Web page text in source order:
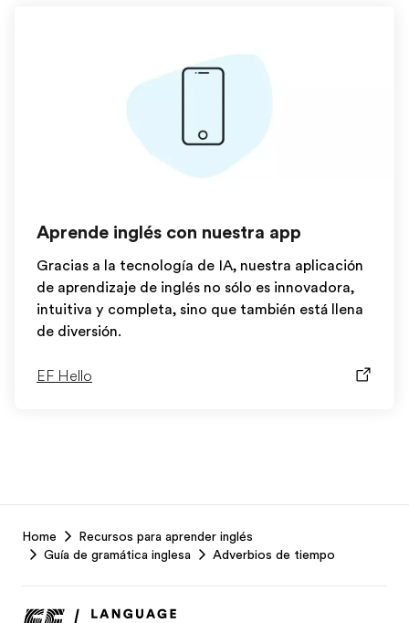
Aprende inglés con nuestra app
Gracias a la tecnología de IA, nuestra aplicación
de aprendizaje de inglés no sólo es innovadora,
intuitiva y completa, sino que también está llena
de diversión.
EF Hello
Footer
Home
Recursos para aprender inglés
Guía de gramática inglesa
Adverbios de tiempo